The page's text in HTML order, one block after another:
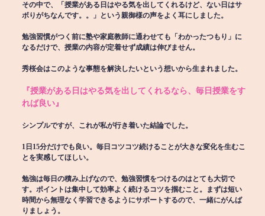
その中で、「授業がある日はやる気を出してくれるけど、ない日はサ
ボりがちなんです。。」という親御様の声をよく耳にしました。
勉強習慣がつく前に塾や家庭教師に通わせても「わかったつもり」に
なるだけで、授業の内容が定着せず成績は伸びません。
秀桜会はこのような事態を解決したいという想いから生まれました。
『授業がある日はやる気を出してくれるなら、毎日授業をす
れば良い』
シンプルですが、これが私が行き着いた結論でした。
1日15分だけでも良い。毎日コツコツ続けることが大きな変化を生むこ
とを実感してほしい。
勉強は毎日の積み上げなので、勉強習慣をつけるのはとても大切で
す。ポイントは集中して効率よく続けるコツを掴むこと。まずは短い
時間から無理なく学習できるようにサポートするので、一緒にがんば
りましょう。